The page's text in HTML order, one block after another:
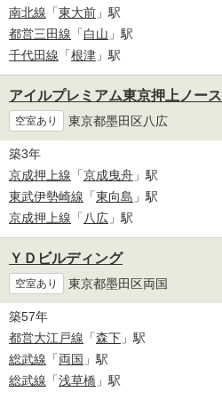
南北線 「東大前 」駅
都営三田線 「白山 」駅
千代田線 「根津 」駅
アイルプレミアム東京押上ノース
空室あり 東京都墨田区八広
築3年
京成押上線 「京成曳舟 」駅
東武伊勢崎線 「東向島 」駅
京成押上線 「 八広 」駅
ＹＤビルディング
空室あり 東京都墨田区両国
築57年
都営大江戸線 「森下 」駅
総武線 「両国 」駅
総武線 「浅草橋 」駅